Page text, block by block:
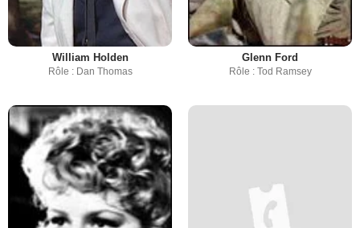
William Holden
Rôle : Dan Thomas
Glenn Ford
Rôle : Tod Ramsey